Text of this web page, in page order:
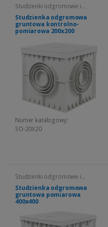
Studzienki odgromowe i
pokrywy
Studzienka odgromowa
gruntowa kontrolno-
pomiarowa 200x200
Numer katalogowy:
SO-20X20
Studzienki odgromowe i
pokrywy
Studzienka odgromowa
gruntowa pomiarowa
400x400